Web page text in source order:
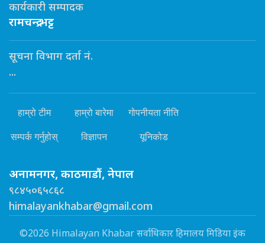
कार्यकारी सम्पादक
रामचन्द्र भट्ट
सूचना विभाग दर्ता नं.
...
हाम्रो टीम हाम्रो बारेमा गोपनीयता नीति
सम्पर्क गर्नुहोस् विज्ञापन यूनिकोड
अनामनगर, काठमाडौं, नेपाल
९८४५०६५८६८
himalayankhabar@gmail.com
©2026 Himalayan Khabar सर्वाधिकार हिमालय मिडिया इंक